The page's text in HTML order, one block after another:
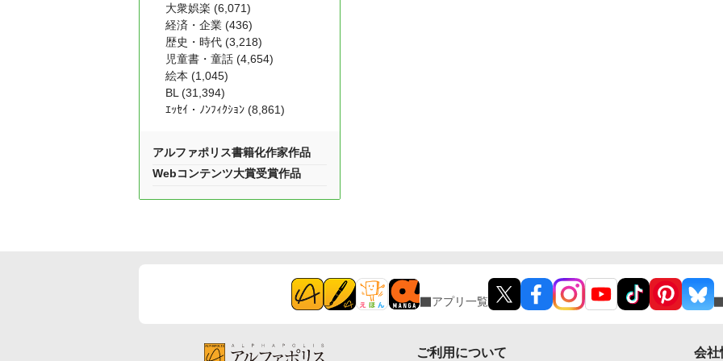
大衆娯楽 (6,071)
経済・企業 (436)
歴史・時代 (3,218)
児童書・童話 (4,654)
絵本 (1,045)
BL (31,394)
ｴｯｾｲ・ﾉﾝﾌｨｸｼｮﾝ (8,861)
アルファポリス書籍化作家作品
Webコンテンツ大賞受賞作品
アプリ一覧
ご利用について 会社